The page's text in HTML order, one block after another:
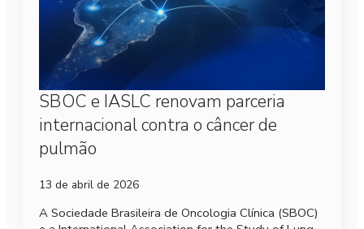
SBOC e IASLC renovam parceria
internacional contra o câncer de
pulmão
13 de abril de 2026
A Sociedade Brasileira de Oncologia Clínica (SBOC)